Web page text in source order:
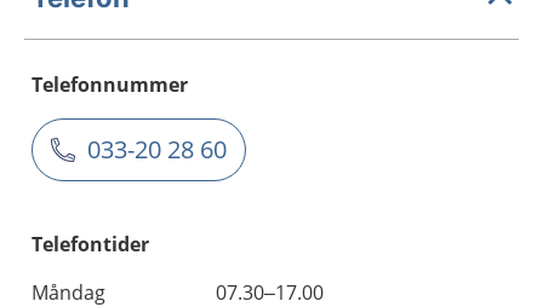
Telefonnummer
033-20 28 60
Telefontider
Måndag
07.30–17.00